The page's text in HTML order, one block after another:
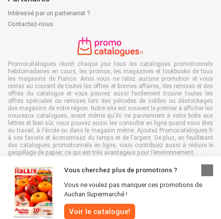
Vous cherchez plus de promotions ?
Vous ne voulez pas manquer ces promotions de
Auchan Supermarché !
Voir le catalogue!
Intéressé par un partenariat ?
Contactez-nous
Promocatalogues réunit chaque jour tous les catalogues promotionnels
hebdomadaires en cours, les promos, les magazines et lookbooks de tous
les magasins de France. Ainsi vous ne ratez aucune promotion et vous
restez au courant de toutes les offres et bonnes affaires, des remises et des
offres du catalogue et vous pouvez aussi facilement trouver toutes les
offres spéciales ou remises lors des périodes de soldes ou déstockages
des magasins de votre région. Notre site est souvent le premier à afficher les
nouveaux catalogues, avant même qu'ils ne parviennent à votre boîte aux
lettres et bien sûr, vous pouvez aussi les consulter en ligne quand vous êtes
au travail, à l'école ou dans le magasin même. Ajoutez Promocatalogues.fr
à vos favoris et économisez du temps et de l'argent. De plus, en feuilletant
des catalogues promotionnels en ligne, vous contribuez aussi à réduire le
gaspillage de papier, ce qui est très avantageux pour l’environnement.
Tous droits réservés & copie : Promocatalogues.fr 2026 |
responsabilité|Conditions générales|Politique de confidentialité